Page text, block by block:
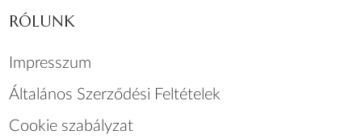
RÓLUNK
Impresszum
Általános Szerződési Feltételek
Cookie szabályzat